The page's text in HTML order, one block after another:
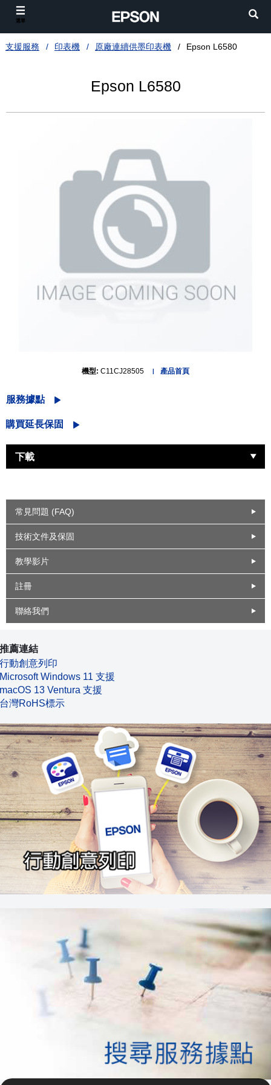
支援服務 印表機 原廠連續供墨印表機 Epson L6580
Epson L6580
機型: C11CJ28505 產品首頁
服務據點
購買延長保固
下載
常見問題 (FAQ)
技術文件及保固
教學影片
註冊
聯絡我們
推薦連結
行動創意列印
Microsoft Windows 11 支援
macOS 13 Ventura 支援
台灣RoHS標示